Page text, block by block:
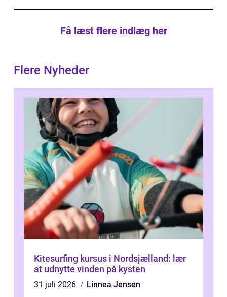
Få læst flere indlæg her
Flere Nyheder
Kitesurfing kursus i Nordsjælland: lær
at udnytte vinden på kysten
31 juli 2026
Linnea Jensen